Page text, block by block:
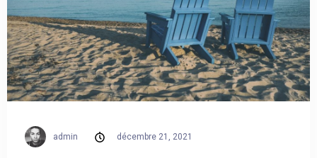
admin décembre 21, 2021